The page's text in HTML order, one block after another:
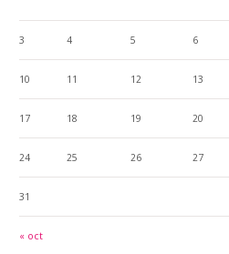
« oct
3 4 5 6
10 11 12 13
17 18 19 20
24 25 26 27
31